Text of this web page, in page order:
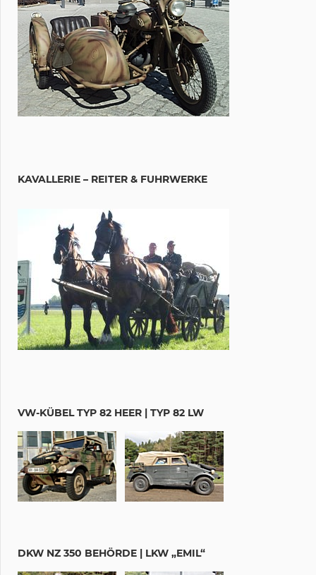
KAVALLERIE – REITER & FUHRWERKE
VW-KÜBEL TYP 82 HEER | TYP 82 LW
DKW NZ 350 BEHÖRDE | LKW „EMIL“